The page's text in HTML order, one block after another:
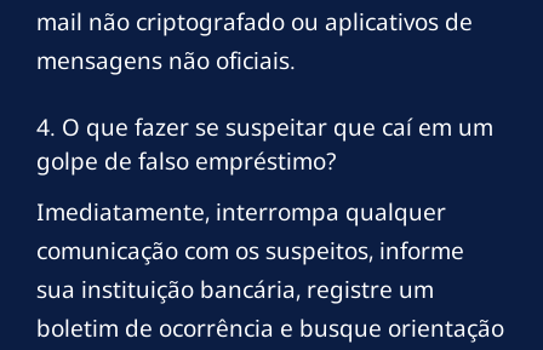
mail não criptografado ou aplicativos de
mensagens não oficiais.
4. O que fazer se suspeitar que caí em um
golpe de falso empréstimo?
Imediatamente, interrompa qualquer
comunicação com os suspeitos, informe
sua instituição bancária, registre um
boletim de ocorrência e busque orientação